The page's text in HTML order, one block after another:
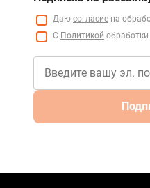
Даю согласие на
С Политикой